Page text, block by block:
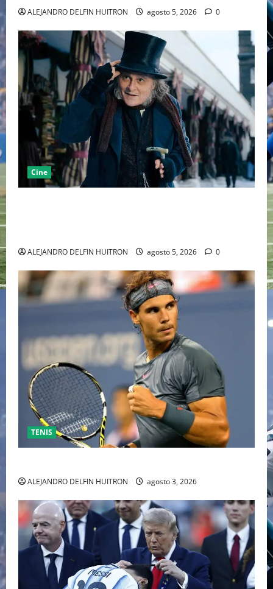
ALEJANDRO DELFIN HUITRON agosto 5, 2026 0
Cine
ALEJANDRO DELFIN HUITRON agosto 5, 2026 0
TENIS
ALEJANDRO DELFIN HUITRON agosto 3, 2026